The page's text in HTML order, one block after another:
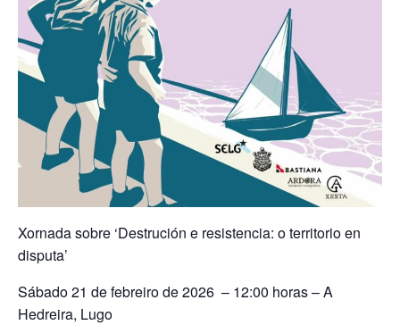
Xornada sobre ‘Destrución e resistencia: o territorio en
disputa’
Sábado 21 de febreiro de 2026 – 12:00 horas – A
Hedreira, Lugo